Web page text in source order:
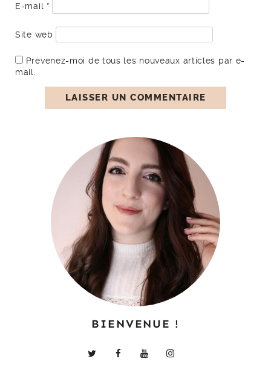
E-mail *
Site web
Prévenez-moi de tous les nouveaux articles par e-
mail.
BIENVENUE !